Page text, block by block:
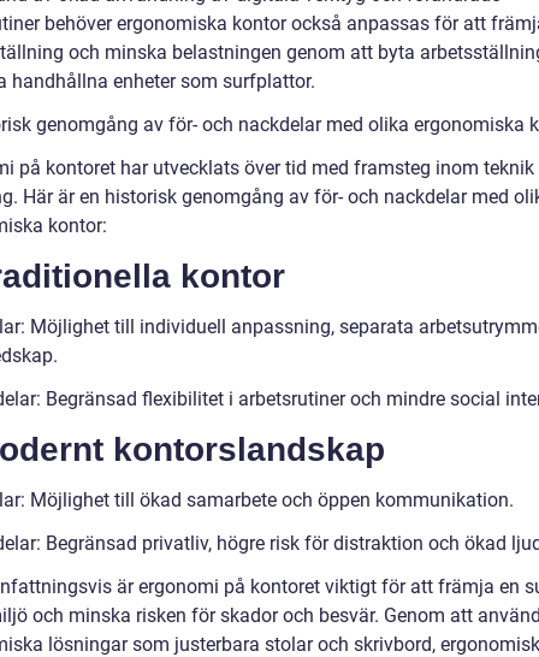
behöver ergonomiska kontor också anpassas för att
och minska belastningen genom att byta
handhållna enheter som surfplattor.
genomgång av för- och nackdelar med olika ergonomiska
på kontoret har utvecklats över tid med framsteg inom teknik
Här är en historisk genomgång av för- och nackdelar med
kontor:
kontor
Möjlighet till individuell anpassning, separata
Begränsad flexibilitet i arbetsrutiner och mindre social
kontorslandskap
Möjlighet till ökad samarbete och öppen kommunikation.
Begränsad privatliv, högre risk för distraktion och ökad
är ergonomi på kontoret viktigt för att främja en
och minska risken för skador och besvär. Genom att
lösningar som justerbara stolar och skrivbord,